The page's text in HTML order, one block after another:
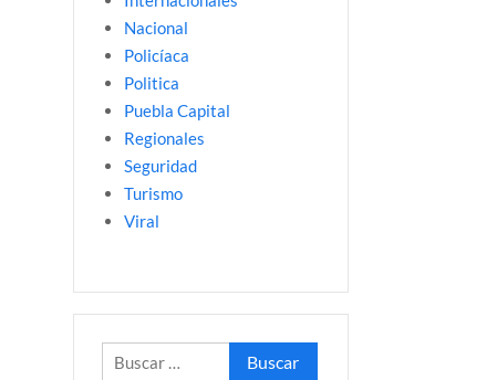
Nacional
Policíaca
Politica
Puebla Capital
Regionales
Seguridad
Turismo
Viral
Buscar: